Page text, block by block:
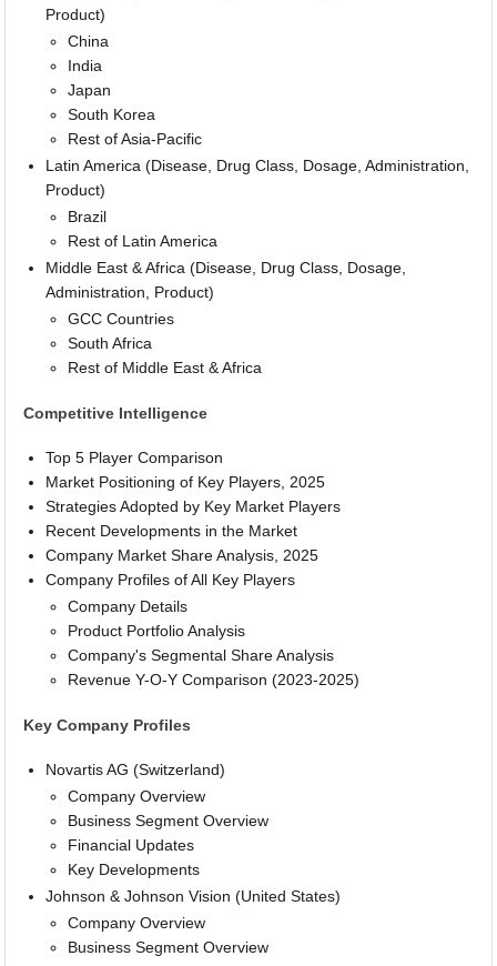
Product)
China
India
Japan
South Korea
Rest of Asia-Pacific
Latin America (Disease, Drug Class, Dosage, Administration,
Product)
Brazil
Rest of Latin America
Middle East & Africa (Disease, Drug Class, Dosage,
Administration, Product)
GCC Countries
South Africa
Rest of Middle East & Africa
Competitive Intelligence
Top 5 Player Comparison
Market Positioning of Key Players, 2025
Strategies Adopted by Key Market Players
Recent Developments in the Market
Company Market Share Analysis, 2025
Company Profiles of All Key Players
Company Details
Product Portfolio Analysis
Company's Segmental Share Analysis
Revenue Y-O-Y Comparison (2023-2025)
Key Company Profiles
Novartis AG (Switzerland)
Company Overview
Business Segment Overview
Financial Updates
Key Developments
Johnson & Johnson Vision (United States)
Company Overview
Business Segment Overview